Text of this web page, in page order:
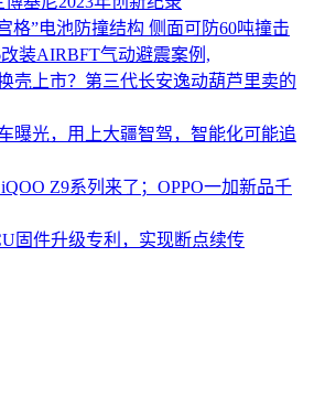
格”电池防撞结构 侧面可防60吨撞击
装AIRBFT气动避震案例,
壳上市？第三代长安逸动葫芦里卖的
曝光，用上大疆智驾，智能化可能追
Z9系列来了；OPPO一加新品千
固件升级专利，实现断点续传